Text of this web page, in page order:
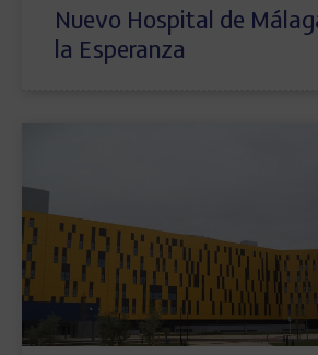
Nuevo Hospital de
la Esperanza